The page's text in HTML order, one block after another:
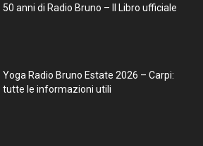
50 anni di Radio Bruno – Il Libro ufficiale
Yoga Radio Bruno Estate 2026 – Carpi:
tutte le informazioni utili